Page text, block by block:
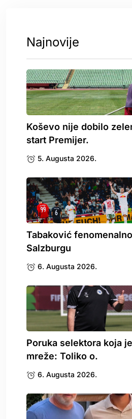
Najnovije
Koševo nije dobilo
start Premijer.
5. Augusta 2026.
Tabaković
Salzburgu
6. Augusta 2026.
Poruka selektora koja
mreže: Toliko o.
6. Augusta 2026.